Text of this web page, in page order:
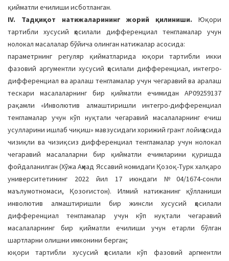
қийматли ечилиши исботланган.
IV. Тадқиқот натижаларининг жорий қилиниши. Юқори
тартибли хусусий ҳосилали дифференциал тенгламалар учун
нолокал масалалар бўйича олинган натижалар асосида:
параметрнинг регуляр қийматларида юқори тартибли икки
фазовий аргументли хусусий ҳосилали дифференциал, интегро-
дифференциал ва аралаш тенгламалар учун чегаравий ва аралаш
тескари масалаларнинг бир қийматли ечимидан AP09259137
рақамли «Инволютив алмаштиришли интегро-дифференциал
тенгламалар учун кўп нуқтали чегаравий масалаларнинг ечиш
усулларини ишлаб чиқиш» мавзусидаги хорижий грант лойиҳасида
чизиқли ва чизиқсиз дифференциал тенгламалар учун нолокал
чегаравий масалаларни бир қийматли ечимларини қуришда
фойдаланилган (Хўжа Аҳмад Яссавий номидаги Қозоқ-Турк халқаро
университетининг 2022 йил 17 июндаги №04/1674-сонли
маълумотномаси, Қозоғистон). Илмий натижанинг қўлланиши
инволютив алмаштиришли бир жинсли хусусий ҳосилали
дифференциал тенгламалар учун кўп нуқтали чегаравий
масалаларнинг бир қийматли ечилиши учун етарли бўлган
шартларни олишни имконини берган;
юқори тартибли хусусий ҳосилали кўп фазовий аргментли